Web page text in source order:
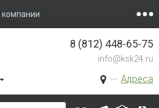
Адреса
8 (812) 448-65-75
info@ksk24.ru